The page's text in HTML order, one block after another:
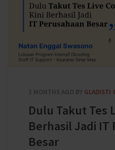
3 MONTHS AGO BY GLADISTI
Dulu Takut Tes
Berhasil Jadi IT
Besar